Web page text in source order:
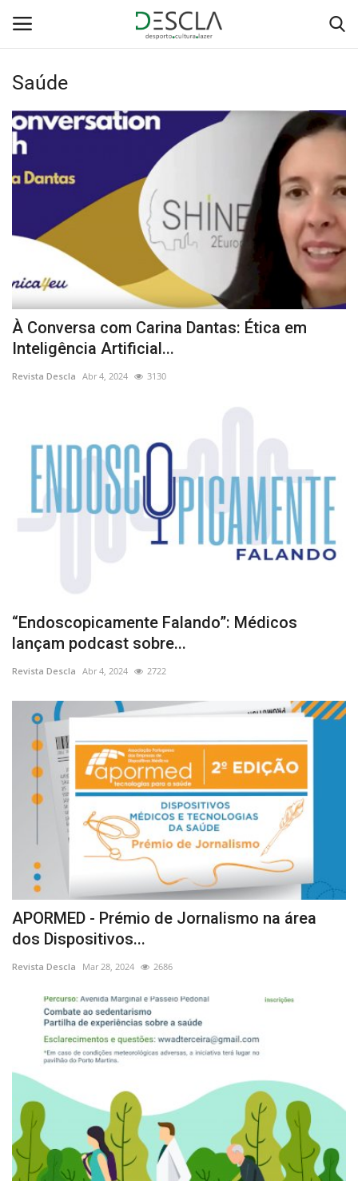
Login
Home
...by Descla
Desporto
Contactos
Sobre Nós
Educação
Estatuto Editorial
Ficha técnica
Cultura
Ambiente
Saúde
À Conversa com Carina Dantas: Ética em
Inteligência Artificial...
Revista Descla Abr 4, 2024 3130
“Endoscopicamente Falando”: Médicos
lançam podcast sobre...
Revista Descla Abr 4, 2024 2722
APORMED - Prémio de Jornalismo na área
dos Dispositivos...
Revista Descla Mar 28, 2024 2686